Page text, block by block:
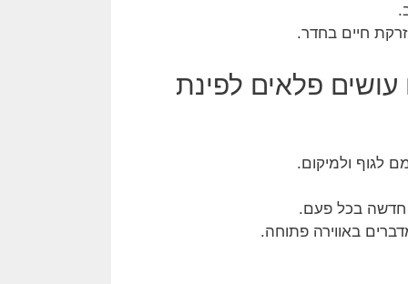
חיים בחדר.
עושים פלאים לפינת
לגוף ולמיקום.
חדשה בכל פעם.
באווירה פתוחה.